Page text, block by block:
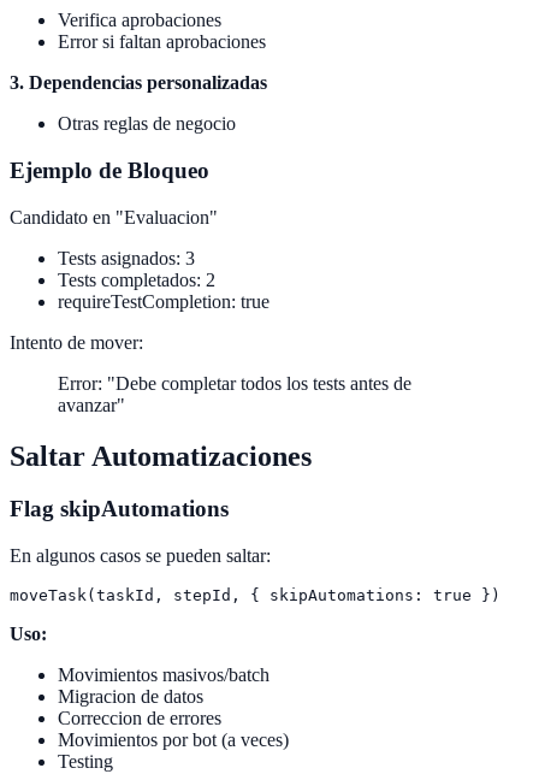
Verifica aprobaciones
Error si faltan aprobaciones
3. Dependencias personalizadas
Otras reglas de negocio
Ejemplo de Bloqueo
Candidato en "Evaluacion"
Tests asignados: 3
Tests completados: 2
requireTestCompletion: true
Intento de mover:
Error: "Debe completar todos los tests antes de
avanzar"
Saltar Automatizaciones
Flag skipAutomations
En algunos casos se pueden saltar:
Uso:
Movimientos masivos/batch
Migracion de datos
Correccion de errores
Movimientos por bot (a veces)
Testing